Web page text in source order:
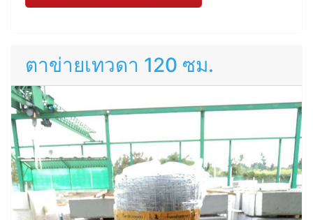
ตาข่ายเทวดา 120 ซม.